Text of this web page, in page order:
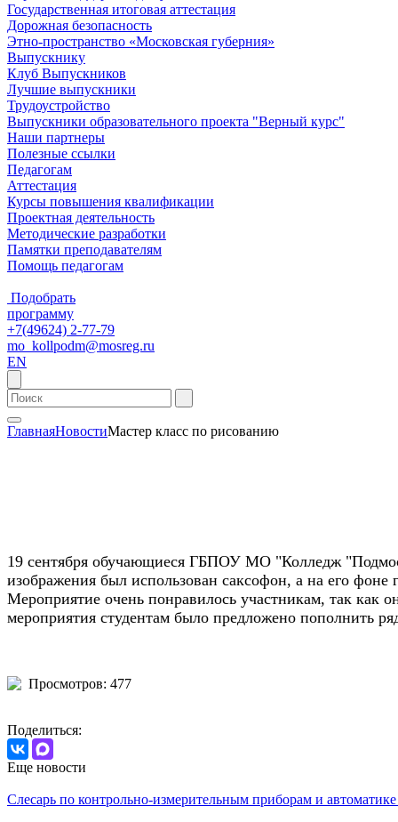
Государственная итоговая аттестация
Дорожная безопасность
Этно-пространство «Московская губерния»
Выпускнику
Клуб Выпускников
Лучшие выпускники
Трудоустройство
Выпускники образовательного проекта "Верный курс"
Наши партнеры
Полезные ссылки
Педагогам
Аттестация
Курсы повышения квалификации
Проектная деятельность
Методические разработки
Памятки преподавателям
Помощь педагогам
Подобрать
программу
+7(49624) 2-77-79
mo_kollpodm@mosreg.ru
EN
ГлавнаяНовостиМастер класс по рисованию
19 сентября обучающиеся ГБПОУ МО "Колледж
изображения был использован саксофон, а на его
Мероприятие очень понравилось участникам, так как
мероприятия студентам было предложено пополнить
Просмотров: 477
Поделиться:
Еще новости
Слесарь по контрольно-измерительным приборам и